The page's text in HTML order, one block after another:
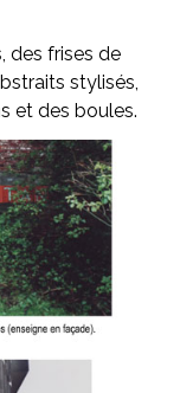
des frises de
stylisés,
et des boules.